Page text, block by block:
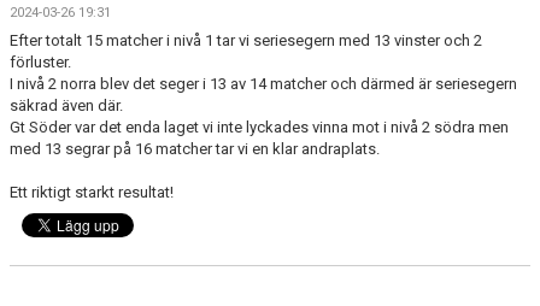
KONTAKT
2024-03-26 19:31
Efter totalt 15 matcher i nivå 1 tar vi seriesegern med 13 vinster och 2
förluster.
I nivå 2 norra blev det seger i 13 av 14 matcher och därmed är seriesegern
säkrad även där.
Gt Söder var det enda laget vi inte lyckades vinna mot i nivå 2 södra men
med 13 segrar på 16 matcher tar vi en klar andraplats.
Ett riktigt starkt resultat!